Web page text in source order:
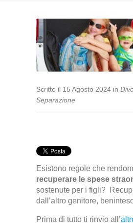
Scritto il 15 Agosto 2024 in
Separazione
Esistono regole che
recuperare le spese
sostenute per i figli?
dall’altro genitore,
Prima di tutto ti rinvio all’